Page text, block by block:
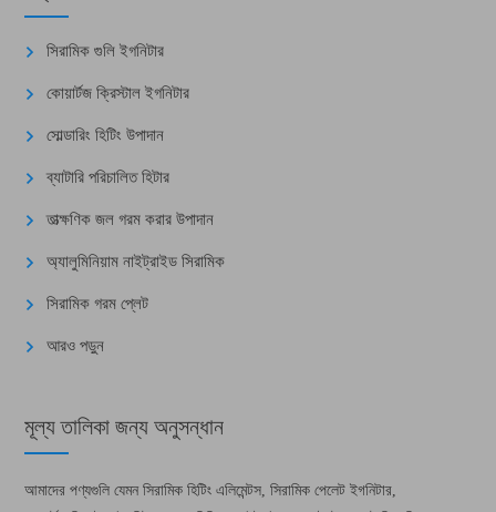
সিরামিক গুলি ইগনিটার
কোয়ার্টজ ক্রিস্টাল ইগনিটার
সোল্ডারিং হিটিং উপাদান
ব্যাটারি পরিচালিত হিটার
তাত্ক্ষণিক জল গরম করার উপাদান
অ্যালুমিনিয়াম নাইট্রাইড সিরামিক
সিরামিক গরম প্লেট
আরও পড়ুন
মূল্য তালিকা জন্য অনুসন্ধান
আমাদের পণ্যগুলি যেমন সিরামিক হিটিং এলিমেন্টস, সিরামিক পেলেট ইগনিটার,